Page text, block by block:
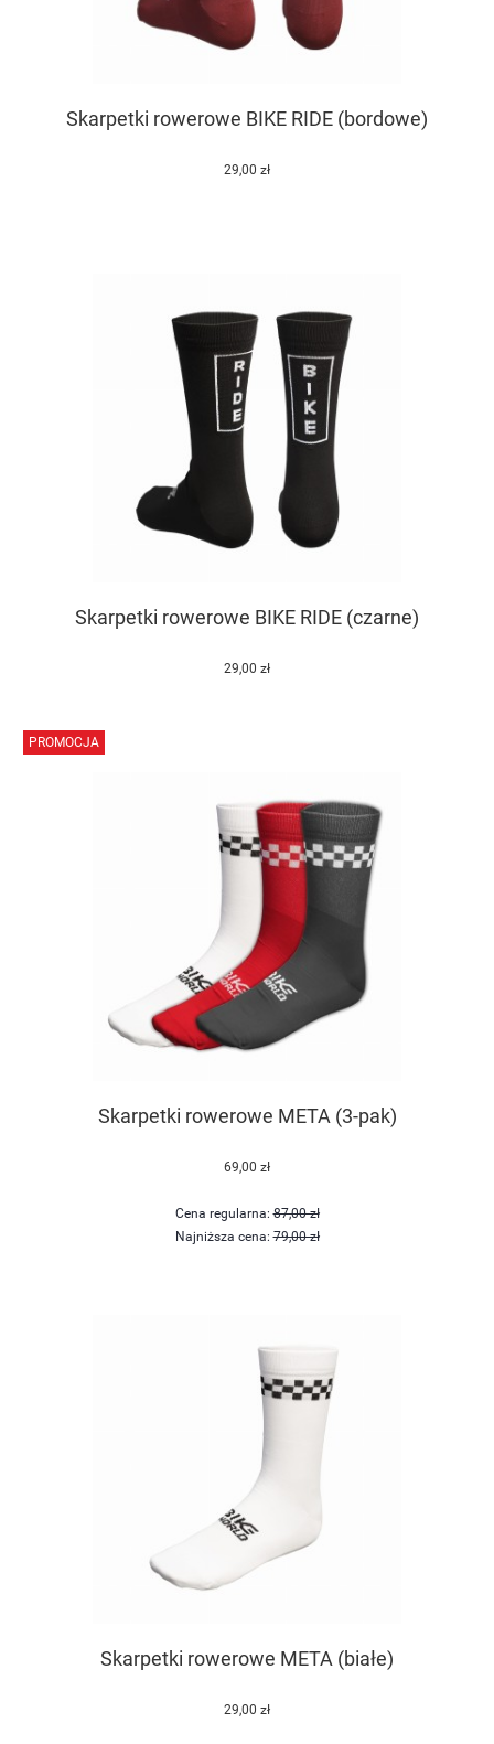
Skarpetki rowerowe BIKE RIDE (bordowe)
29,00 zł
Skarpetki rowerowe BIKE RIDE (czarne)
29,00 zł
Skarpetki rowerowe META (3-pak)
69,00 zł
Cena regularna:87,00 zł
Najniższa cena:79,00 zł
PROMOCJA
Skarpetki rowerowe META (białe)
29,00 zł